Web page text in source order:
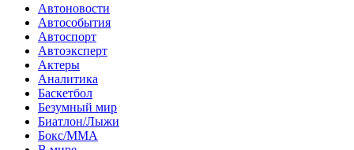
Автоновости
Автособытия
Автоспорт
Автоэксперт
Актеры
Аналитика
Баскетбол
Безумный мир
Биатлон/Лыжи
Бокс/MMA